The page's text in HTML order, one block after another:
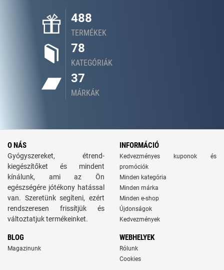
488
TERMÉKEK
78
KATEGÓRIÁK
37
MÁRKÁK
O NÁS
Gyógyszereket, étrend-
kiegészítőket és mindent
kínálunk, ami az Ön
egészségére jótékony hatással
van. Szeretünk segíteni, ezért
rendszeresen frissítjük és
változtatjuk termékeinket.
INFORMÁCIÓ
Kedvezményes kuponok és
promóciók
Minden kategória
Minden márka
Minden e-shop
Újdonságok
Kedvezmények
BLOG
Magazinunk
WEBHELYEK
Rólunk
Cookies